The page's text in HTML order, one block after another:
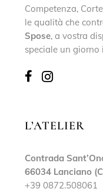
Competenza,
le qualità che
Spose, a vostra
speciale un
L’ATELIER
Contrada
66034 Lanciano
+39 0872.508061